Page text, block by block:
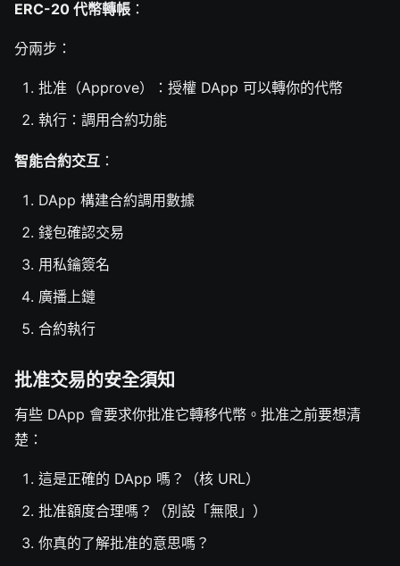
ERC-20 代幣轉帳 ：
分兩步：
批准（Approve）：授權 DApp 可以轉你的代幣
執行：調用合約功能
智能合約交互 ：
DApp 構建合約調用數據
錢包確認交易
用私鑰簽名
廣播上鏈
合約執行
批准交易的安全須知
有些 DApp 會要求你批准它轉移代幣。批准之前要想清
楚：
這是正確的 DApp 嗎？（核 URL）
批准額度合理嗎？（別設「無限」）
你真的了解批准的意思嗎？